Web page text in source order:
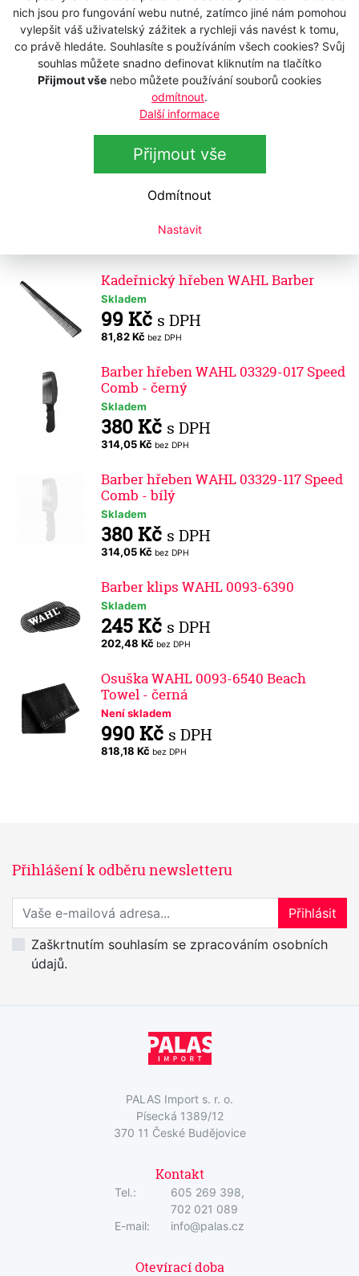
nich jsou pro fungování webu nutné, zatímco jiné nám pomohou
vylepšit váš uživatelský zážitek a rychleji vás navést k tomu,
co právě hledáte. Souhlasíte s používáním všech cookies? Svůj
souhlas můžete snadno definovat kliknutím na tlačítko
Přijmout vše nebo můžete používání souborů cookies
odmítnout.
Další informace
Přijmout vše
Odmítnout
Nastavit
210 Kč s DPH
173,55 Kčbez DPH
Kadeřnické hřebeny WAHL 03206-200
-střihací - Set 12 ks
380 Kč s DPH
314,05 Kčbez DPH
Kadeřnický hřeben WAHL 03206-001 -
střihací
s DPH
Kadeřnický hřeben WAHL Barber
Skladem
99 Kč s DPH
81,82 Kč bez DPH
Barber hřeben WAHL 03329-017 Speed
Comb - černý
Skladem
380 Kč s DPH
314,05 Kč bez DPH
Barber hřeben WAHL 03329-117 Speed
Comb - bílý
Skladem
380 Kč s DPH
314,05 Kč bez DPH
Barber klips WAHL 0093-6390
Skladem
245 Kč s DPH
202,48 Kč bez DPH
Osuška WAHL 0093-6540 Beach
Towel - černá
Není skladem
990 Kč s DPH
818,18 Kč bez DPH
Přihlášení k odběru newsletteru
Přihlaste se k odběru novinek
Přihlásit
Zaškrtnutím souhlasím se zpracováním osobních
údajů.
PALAS Import s. r. o.
Písecká 1389/12
370 11 České Budějovice
Kontakt
Tel.:
605 269 398,
702 021 089
E-mail:
info@palas.cz
Otevírací doba